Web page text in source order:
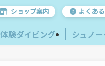
ショップ案内 よくあ
体験ダイビング シュノ